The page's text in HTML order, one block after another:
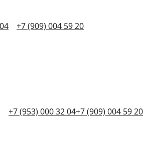
+7 (909) 004 59 20
+7 (953) 000 32 04+7 (909) 004 59 20